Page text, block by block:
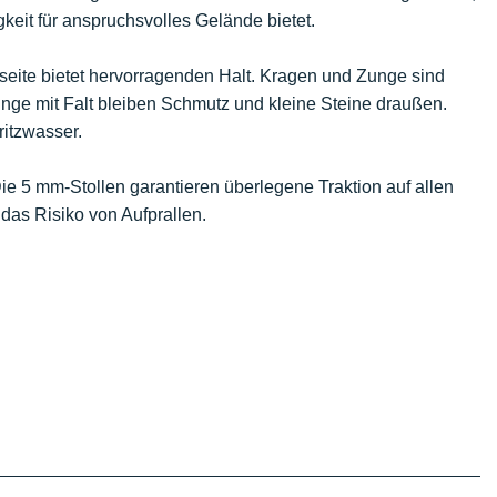
für anspruchsvolles Gelände bietet.
bietet hervorragenden Halt. Kragen und Zunge sind
mit Falt bleiben Schmutz und kleine Steine draußen.
5 mm-Stollen garantieren überlegene Traktion auf allen
Risiko von Aufprallen.